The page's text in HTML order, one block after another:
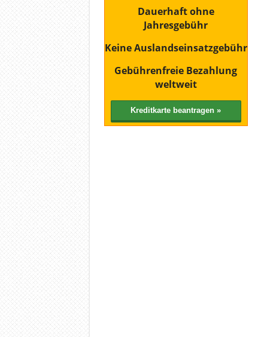
Dauerhaft ohne
Jahresgebühr
Keine Auslandseinsatzgebühr
Gebührenfreie Bezahlung
weltweit